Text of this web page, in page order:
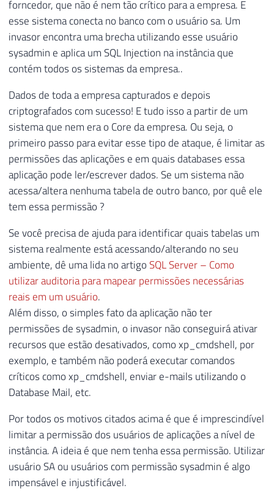
forncedor, que não é nem tão crítico para a empresa. E
esse sistema conecta no banco com o usuário sa. Um
invasor encontra uma brecha utilizando esse usuário
sysadmin e aplica um SQL Injection na instância que
contém todos os sistemas da empresa..
Dados de toda a empresa capturados e depois
criptografados com sucesso! E tudo isso a partir de um
sistema que nem era o Core da empresa. Ou seja, o
primeiro passo para evitar esse tipo de ataque, é limitar as
permissões das aplicações e em quais databases essa
aplicação pode ler/escrever dados. Se um sistema não
acessa/altera nenhuma tabela de outro banco, por quê ele
tem essa permissão ?
Se você precisa de ajuda para identificar quais tabelas um
sistema realmente está acessando/alterando no seu
ambiente, dê uma lida no artigoSQL Server – Como
utilizar auditoria para mapear permissões necessárias
reais em um usuário.
Além disso, o simples fato da aplicação não ter
permissões de sysadmin, o invasor não conseguirá ativar
recursos que estão desativados, como xp_cmdshell, por
exemplo, e também não poderá executar comandos
críticos como xp_cmdshell, enviar e-mails utilizando o
Database Mail, etc.
Por todos os motivos citados acima é que é imprescindível
limitar a permissão dos usuários de aplicações a nível de
instância. A ideia é que nem tenha essa permissão. Utilizar
usuário SA ou usuários com permissão sysadmin é algo
impensável e injustificável.